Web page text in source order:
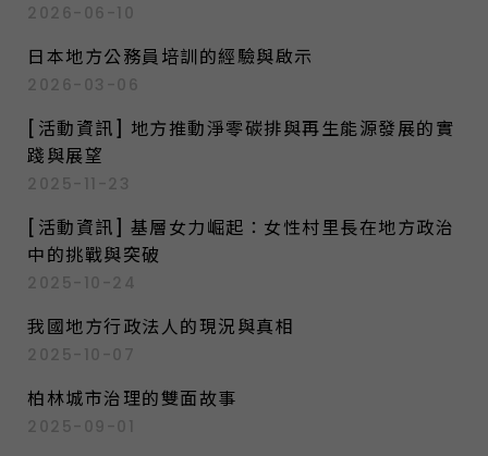
2026-06-10
日本地方公務員培訓的經驗與啟示
2026-03-06
[活動資訊] 地方推動淨零碳排與再生能源發展的實
踐與展望
2025-11-23
[活動資訊] 基層女力崛起：女性村里長在地方政治
中的挑戰與突破
2025-10-24
我國地方行政法人的現況與真相
2025-10-07
柏林城市治理的雙面故事
2025-09-01